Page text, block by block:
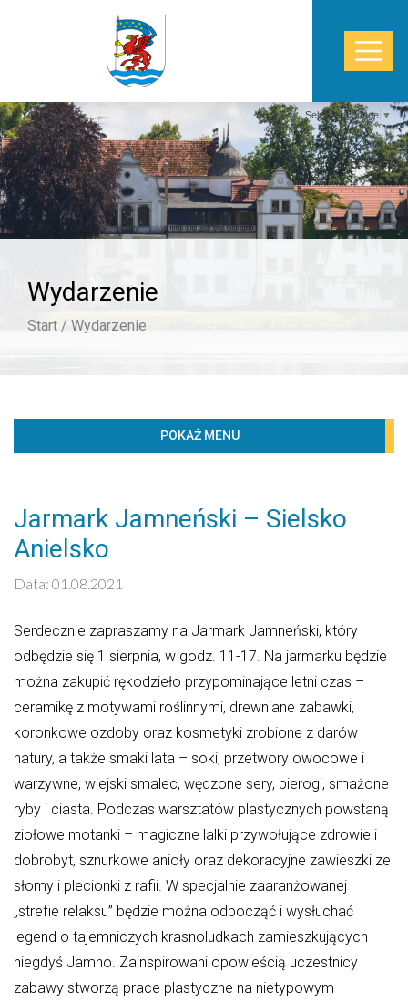
Select Language ▼
START
WŁADZE
BIBLIOTECZKA
PROJEKTY
Wydarzenie
Start / Wydarzenie
Jarmark Jamneński – Sielsko
Anielsko
Data: 01.08.2021
Serdecznie zapraszamy na Jarmark Jamneński, który
odbędzie się 1 sierpnia, w godz. 11-17. Na jarmarku będzie
można zakupić rękodzieło przypominające letni czas –
ceramikę z motywami roślinnymi, drewniane zabawki,
koronkowe ozdoby oraz kosmetyki zrobione z darów
natury, a także smaki lata – soki, przetwory owocowe i
warzywne, wiejski smalec, wędzone sery, pierogi, smażone
ryby i ciasta. Podczas warsztatów plastycznych powstaną
ziołowe motanki – magiczne lalki przywołujące zdrowie i
dobrobyt, sznurkowe anioły oraz dekoracyjne zawieszki ze
słomy i plecionki z rafii. W specjalnie zaaranżowanej
„strefie relaksu” będzie można odpocząć i wysłuchać
legend o tajemniczych krasnoludkach zamieszkujących
niegdyś Jamno. Zainspirowani opowieścią uczestnicy
zabawy stworzą prace plastyczne na nietypowym
POKAŻ MENU
Kaledarz wydarzeń
1 2
3 4 5 6 7 8 9
10 11 12 13 14 15 16
17 18 19 20 21 22 23
24 25 26 27 28 29 30
31
NADCHODZĄCE WYDARZENIA
XIII Komorowska Biesiada Historyczna
08.08.2026
Dożynki Gminne w Biesiekierzu